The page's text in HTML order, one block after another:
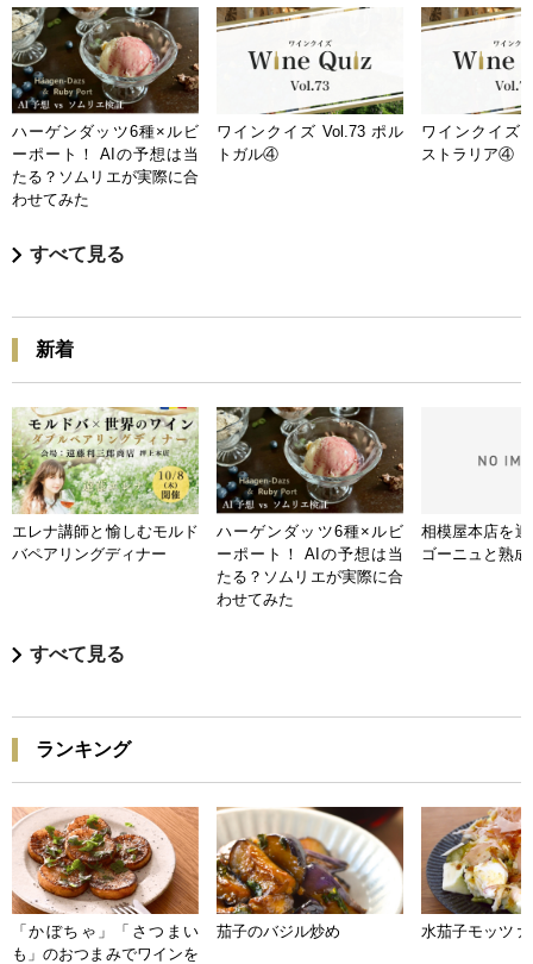
ハーゲンダッツ6種×ルビ
ーポート！ AIの予想は当
たる？ソムリエが実際に合
わせてみた
ワインクイズ Vol.73 ポル
トガル④
ワインクイズ
ストラリア④
すべて見る
新着
エレナ講師と愉しむモルド
バペアリングディナー
ハーゲンダッツ6種×ルビ
ーポート！ AIの予想は当
たる？ソムリエが実際に合
わせてみた
相模屋本店を
ゴーニュと熟
すべて見る
ランキング
「かぼちゃ」「さつまい
も」のおつまみでワインを
茄子のバジル炒め 水茄子モッツァ